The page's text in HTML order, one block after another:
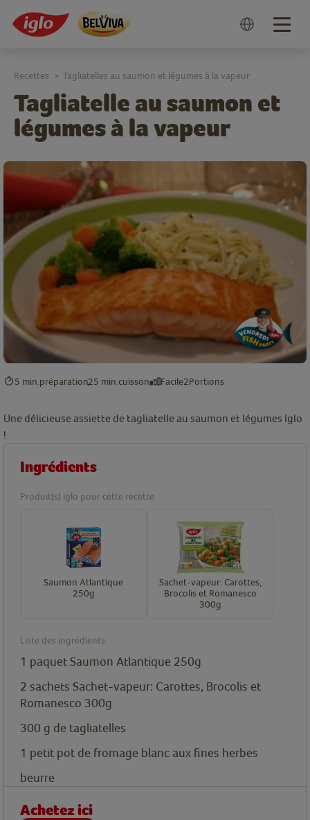
Tagliatelle au saumon et
légumes à la vapeur
Recettes > Tagliatelles au saumon et légumes à la vapeur
5 min. préparation25 min. cuisson Facile2Portions
Une délicieuse assiette de tagliatelle au saumon et légumes Iglo
!
Ingrédients
Produit(s) iglo pour cette recette
Saumon Atlantique
250g
Sachet-vapeur: Carottes,
Brocolis et Romanesco
300g
Liste des ingrédients
1 paquetSaumon Atlantique 250g
2 sachets Sachet-vapeur: Carottes, Brocolis et
Romanesco 300g
300 g de tagliatelles
1 petit pot de fromage blanc aux fines herbes
beurre
Achetez ici